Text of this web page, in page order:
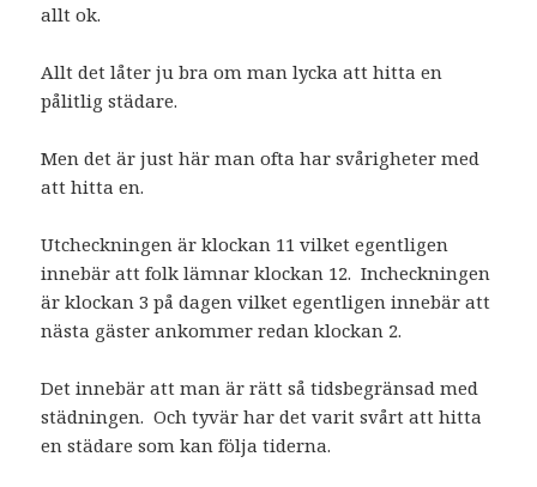
allt ok.
Allt det låter ju bra om man lycka att hitta en
pålitlig städare.
Men det är just här man ofta har svårigheter med
att hitta en.
Utcheckningen är klockan 11 vilket egentligen
innebär att folk lämnar klockan 12. Incheckningen
är klockan 3 på dagen vilket egentligen innebär att
nästa gäster ankommer redan klockan 2.
Det innebär att man är rätt så tidsbegränsad med
städningen. Och tyvär har det varit svårt att hitta
en städare som kan följa tiderna.